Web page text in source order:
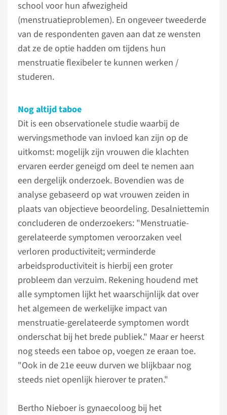
school voor hun afwezigheid
(menstruatieproblemen). En ongeveer tweederde
van de respondenten gaven aan dat ze wensten
dat ze de optie hadden om tijdens hun
menstruatie flexibeler te kunnen werken /
studeren.
Nog altijd taboe
Dit is een observationele studie waarbij de
wervingsmethode van invloed kan zijn op de
uitkomst: mogelijk zijn vrouwen die klachten
ervaren eerder geneigd om deel te nemen aan
een dergelijk onderzoek. Bovendien was de
analyse gebaseerd op wat vrouwen zeiden in
plaats van objectieve beoordeling. Desalniettemin
concluderen de onderzoekers: "Menstruatie-
gerelateerde symptomen veroorzaken veel
verloren productiviteit; verminderde
arbeidsproductiviteit is hierbij een groter
probleem dan verzuim. Rekening houdend met
alle symptomen lijkt het waarschijnlijk dat over
het algemeen de werkelijke impact van
menstruatie-gerelateerde symptomen wordt
onderschat bij het brede publiek." Maar er heerst
nog steeds een taboe op, voegen ze eraan toe.
"Ook in de 21e eeuw durven we blijkbaar nog
steeds niet openlijk hierover te praten."
Bertho Nieboer is gynaecoloog bij het